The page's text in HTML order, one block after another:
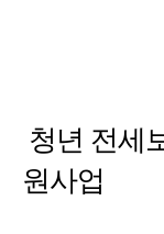
청년 전세
원사업